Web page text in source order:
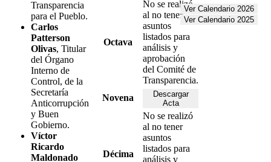
Transparencia
para el Pueblo.
Carlos
Patterson
Olivas, Titular
del Órgano
Interno de
Control, de la
Secretaría
Anticorrupción
y Buen
Gobierno.
Víctor
Ricardo
Maldonado
Octava
No se realizó
al no tener
asuntos
listados para
análisis y
aprobación
del Comité de
Transparencia.
Novena
Descargar
Acta
Décima
No se realizó
al no tener
asuntos
listados para
análisis y
Ver Calendario 2026
Ver Calendario 2025